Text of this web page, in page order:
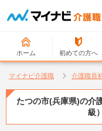
ホーム 初めての方へ
マイナビ介護職 介護職員
たつの市(兵庫県)の介
級）